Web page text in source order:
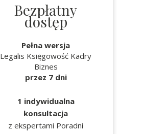
Bezpłatny
dostęp
Pełna wersja
Legalis Księgowość Kadry
Biznes
przez 7 dni
1 indywidualna
konsultacja
z ekspertami Poradni